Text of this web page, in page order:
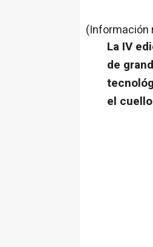
(Información
La IV
de
el